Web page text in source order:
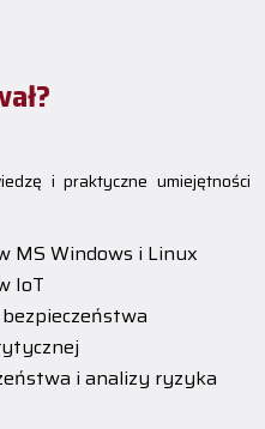
i praktyczne umiejętności
MS Windows i Linux
IoT
i analizy ryzyka